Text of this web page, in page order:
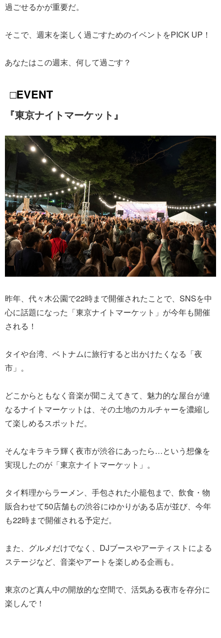
過ごせるかが重要だ。
そこで、週末を楽しく過ごすためのイベントをPICK UP！
あなたはこの週末、何して過ごす？
□EVENT
『東京ナイトマーケット』
昨年、代々木公園で22時まで開催されたことで、SNSを中
心に話題になった「東京ナイトマーケット」が今年も開催
される！
タイや台湾、ベトナムに旅行すると出かけたくなる「夜
市」。
どこからともなく音楽が聞こえてきて、魅力的な屋台が連
なるナイトマーケットは、その土地のカルチャーを濃縮し
て楽しめるスポットだ。
そんなキラキラ輝く夜市が渋谷にあったら…という想像を
実現したのが「東京ナイトマーケット」。
タイ料理からラーメン、手包された小籠包まで、飲食・物
販合わせて50店舗もの渋谷にゆかりがある店が並び、今年
も22時まで開催される予定だ。
また、グルメだけでなく、DJブースやアーティストによる
ステージなど、音楽やアートを楽しめる企画も。
東京のど真ん中の開放的な空間で、活気ある夜市を存分に
楽しんで！